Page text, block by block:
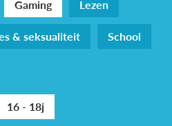
Gaming
Lezen
& seksualiteit
School
16 - 18j